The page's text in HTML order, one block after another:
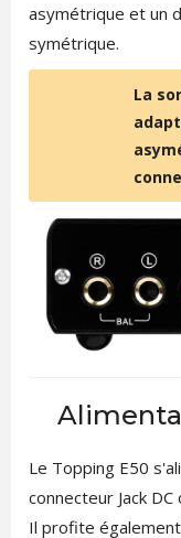
asymétrique et un
symétrique.
La
Le Topping E50
connecteur Jack
Il profite